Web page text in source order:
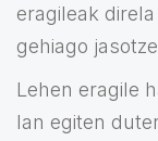
eragileak
gehiago
Lehen eragile
lan egiten